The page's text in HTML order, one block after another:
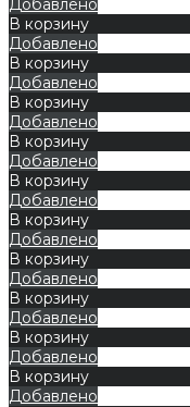
В корзину
Добавлено
В корзину
Добавлено
В корзину
Добавлено
В корзину
Добавлено
В корзину
Добавлено
В корзину
Добавлено
В корзину
Добавлено
В корзину
Добавлено
В корзину
Добавлено
В корзину
Добавлено